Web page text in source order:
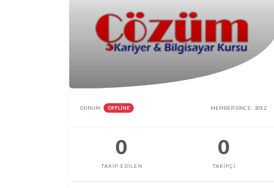
DURUM: OFFLINE MEMBER SINCE: 2012
0
TAKIP EDILEN
0
TAKIPÇI